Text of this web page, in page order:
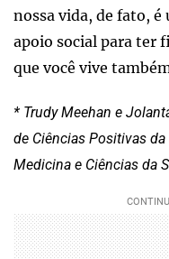
nossa vida, de fato,
apoio social para ter
que você vive
* Trudy Meehan e
de Ciências Positivas da
Medicina e Ciências da